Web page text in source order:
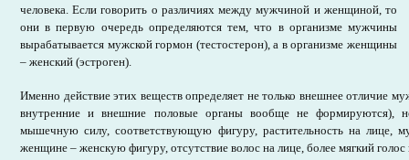
человека. Если говорить о различиях между мужчиной и женщиной, то
они в первую очередь определя­ются тем, что в организме мужчины
вырабатывается мужской гормон (тестостерон), а в организме женщины
– женский (эстроген).
Именно действие этих веществ определяет не только внешнее отличие
внутренние и внешние половые органы вообще не формируются),
мышечную силу, соответствующую фигуру, растительность на лице,
женщине – женскую фигуру, отсутствие волос на лице, более мягкий